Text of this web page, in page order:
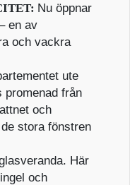
Nu öppnar
en av
och vackra
ute
promenad från
och
stora fönstren
Här
och